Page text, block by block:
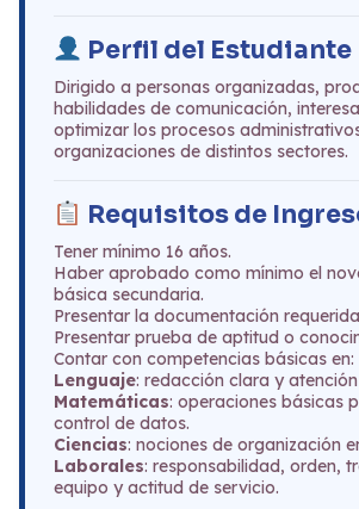
Perfil del Estudiante
Dirigido a personas organizadas,
habilidades de comunicación,
optimizar los procesos
organizaciones de distintos sectores.
Requisitos de
Tener mínimo 16 años.
Haber aprobado como mínimo el
básica secundaria.
Presentar la documentación
Presentar prueba de aptitud o
Contar con competencias básicas en:
Lenguaje: redacción clara y
Matemáticas: operaciones básicas
control de datos.
Ciencias: nociones de organización
Laborales: responsabilidad, orden,
equipo y actitud de servicio.